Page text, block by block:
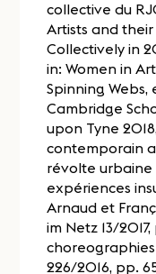
collective du
Artists and
Collectively in
in: Women in
Spinning Webs,
Cambridge
upon Tyne
contemporain
révolte urbaine
expériences
Arnaud et
im Netz 13/
226/2016, pp.